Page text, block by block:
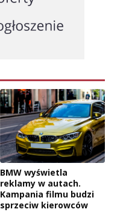
BMW wyświetla
reklamy w autach.
Kampania filmu budzi
sprzeciw kierowców